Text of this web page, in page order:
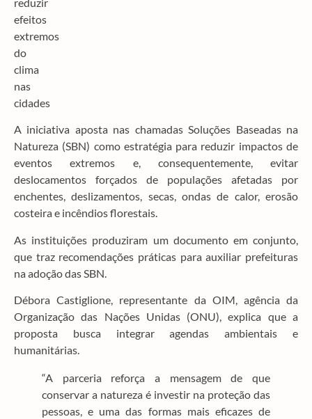
A iniciativa aposta nas chamadas Soluções Baseadas na
Natureza (SBN) como estratégia para reduzir impactos de
eventos extremos e, consequentemente, evitar
deslocamentos forçados de populações afetadas por
enchentes, deslizamentos, secas, ondas de calor, erosão
costeira e incêndios florestais.
As instituições produziram um documento em conjunto,
que traz recomendações práticas para auxiliar prefeituras
na adoção das SBN.
Débora Castiglione, representante da OIM, agência da
Organização das Nações Unidas (ONU), explica que a
proposta busca integrar agendas ambientais e
humanitárias.
“A parceria reforça a mensagem de que
conservar a natureza é investir na proteção das
pessoas, e uma das formas mais eficazes de